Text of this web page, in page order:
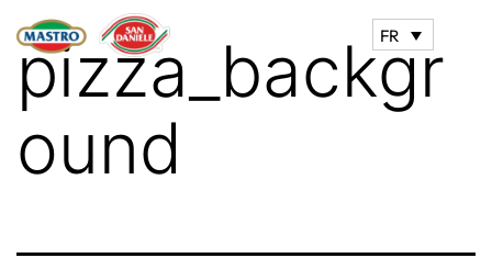
FR
pizza_backgr
ound